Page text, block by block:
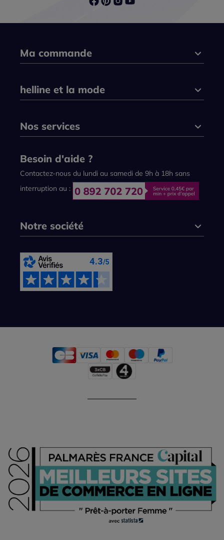
Ma commande
helline et la mode
Nos services
Besoin d'aide ?
Contactez-nous du lundi au samedi de 9h à 18h sans
interruption au :
Notre société